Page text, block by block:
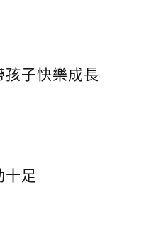
子快樂成長
足